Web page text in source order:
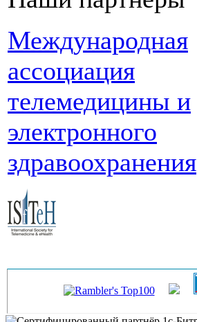
Международная
ассоциация
телемедицины и
электронного
здравоохранения